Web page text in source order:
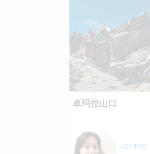
卓玛拉山口
Jennie